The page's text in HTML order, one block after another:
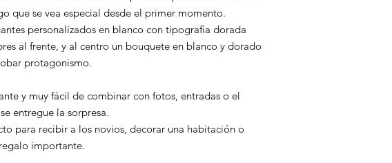
que se vea especial desde el primer momento.
personalizados en blanco con tipografía dorada
al frente, y al centro un bouquete en blanco y dorado
protagonismo.
y muy fácil de combinar con fotos, entradas o el
entregue la sorpresa.
para recibir a los novios, decorar una habitación o
importante.